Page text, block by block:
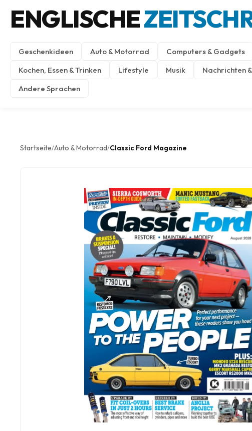
ENGLISCHE
Geschenkideen Auto & Motorrad Computers & Gadgets
Kochen, Essen & Trinken
Lifestyle Musik Nachrichten
Andere Sprachen
Startseite/Auto & Motorrad/Classic Ford Magazine